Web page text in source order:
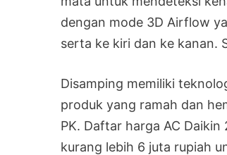
dengan mode 3D Airflow
serta ke kiri dan ke kanan.
Disamping memiliki
produk yang ramah dan
PK. Daftar harga AC
kurang lebih 6 juta rupiah